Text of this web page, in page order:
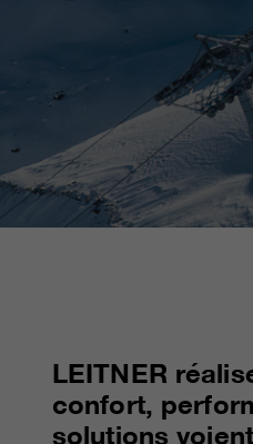
LEITNER
confort,
solutions